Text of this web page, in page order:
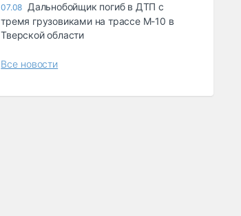
07.08 Дальнобойщик погиб в ДТП с
тремя грузовиками на трассе М-10 в
Тверской области
Все новости